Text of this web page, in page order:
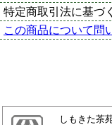
特定商取引法に基づ
この商品について問
しもきた茶